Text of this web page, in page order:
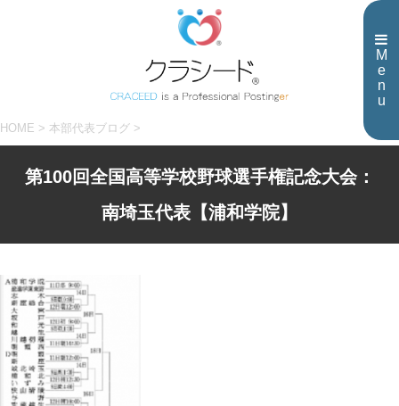
M
e
n
u
HOME > 本部代表ブログ >
第100回全国高等学校野球選手権記念大会：
南埼玉代表【浦和学院】